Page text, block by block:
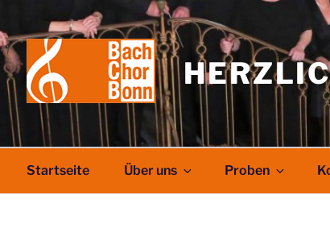
Startseite Über uns Proben